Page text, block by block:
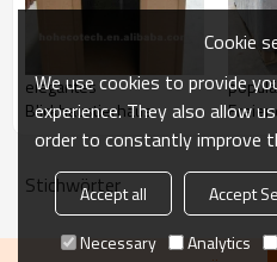
elegantes
Blickhaustierhaus
Stichwörter
Cookie
We use cookies to provide
experience. They also allow
order to constantly improve
Accept all Accept
Necessary
Analytics